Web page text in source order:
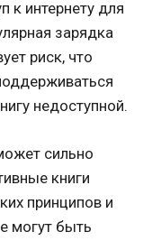
к интернету для
зарядка
риск, что
недоступной.
сильно
книги
принципов и
могут быть